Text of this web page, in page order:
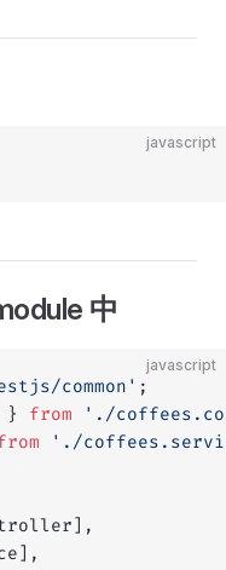
javascript
中
javascript
common' ;
} from './
'./